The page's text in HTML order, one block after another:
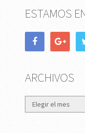
ESTAMOS
ARCHIVOS
Archivos